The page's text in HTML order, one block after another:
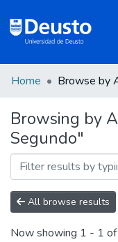
All of DSpace
Home Browse by
Browsing by
Segundo"
All browse results
Now showing 1 - 1